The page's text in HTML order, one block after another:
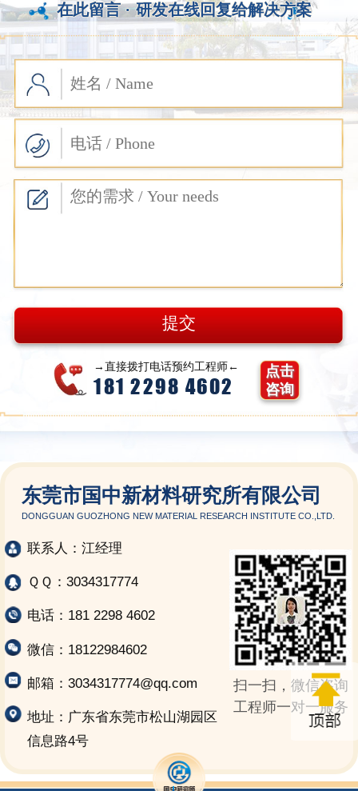
在此留言 · 研发在线回复给解决方案
→直接拨打电话预约工程师←
181 2298 4602
点击
咨询
东莞市国中新材料研究所有限公司
DONGGUAN GUOZHONG NEW MATERIAL RESEARCH INSTITUTE CO.,LTD.
联系人：江经理
ＱＱ：3034317774
电话：181 2298 4602
微信：18122984602
邮箱：3034317774@qq.com
地址：广东省东莞市松山湖园区
信息路4号
扫一扫，微信咨询
工程师一对一服务